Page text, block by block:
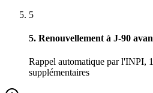
5
5. Renouvellement à J-90
Rappel automatique par l'INPI,
supplémentaires